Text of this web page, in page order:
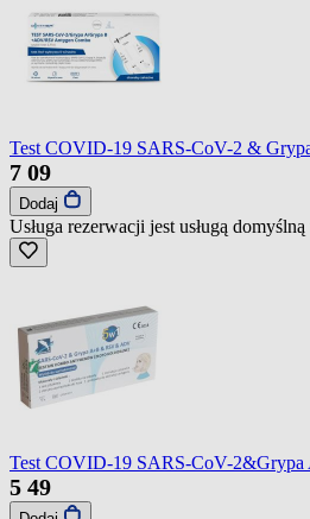
Test COVID-19 SARS-CoV-2 &
7 09
Dodaj
Usługa rezerwacji jest usługą domyślną
Test COVID-19 SARS-CoV-
5 49